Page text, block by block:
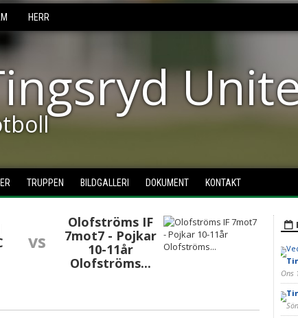
HERR
TRUPPEN BILDGALLERI DOKUMENT KONTAKT
vs
Olofströms IF
7mot7 - Pojkar
10-11år
Olofströms...
Ons